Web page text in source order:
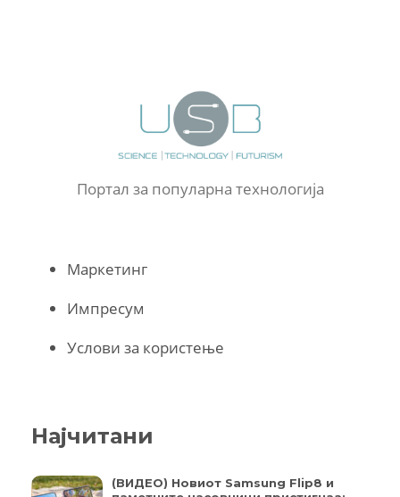
Портал за популарна технологија
Маркетинг
Импресум
Услови за користење
Најчитани
(ВИДЕО) Новиот Samsung Flip8 и